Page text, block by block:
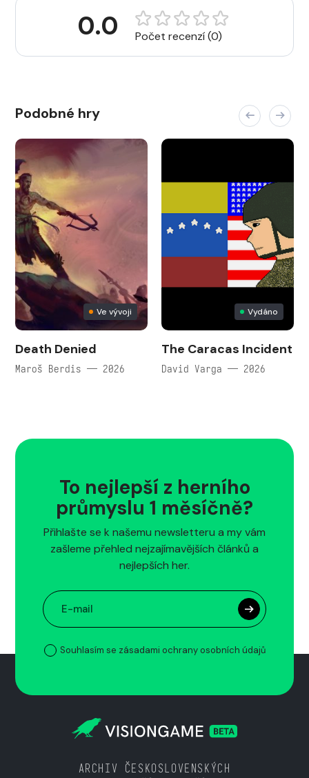
0.0 Počet recenzí (0)
Podobné hry
Ve vývoji
Death Denied
Maroš Berdis — 2026
Vydáno
The Caracas Incident
David Varga — 2026
To nejlepší z herního
průmyslu 1 měsíčně?
Přihlašte se k našemu newsletteru a my vám
zašleme přehled nejzajímavějších článků a
nejlepších her.
Souhlasím se zásadami ochrany osobních údajů
ARCHIV ČESKOSLOVENSKÝCH